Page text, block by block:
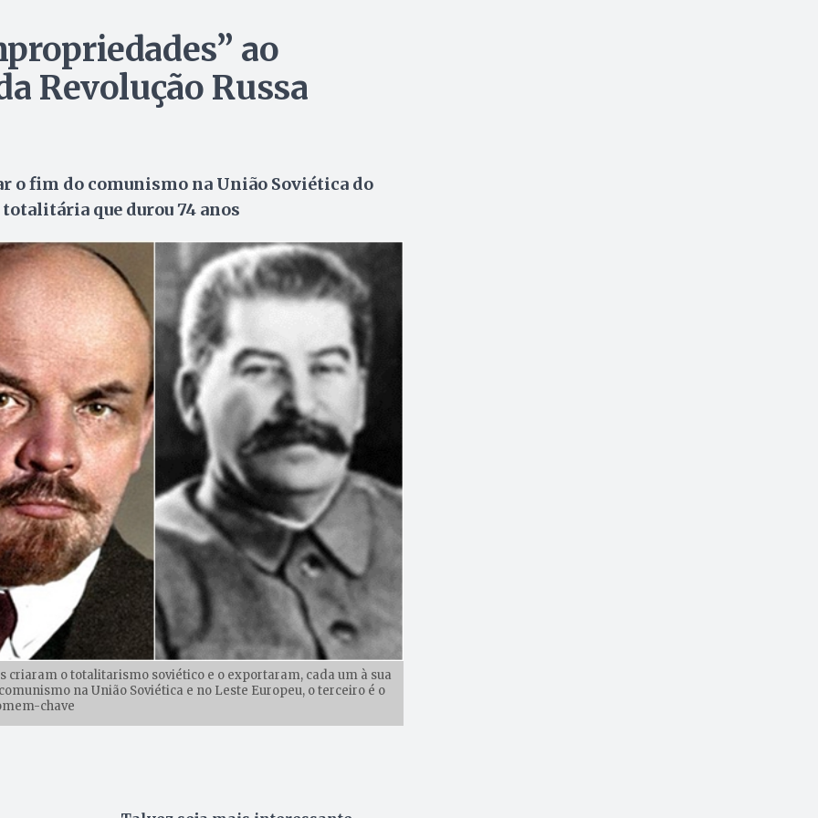
ao
Revolução Russa
o fim do comunismo na União Soviética do
que durou 74 anos
o totalitarismo soviético e o exportaram, cada um à sua
na União Soviética e no Leste Europeu, o terceiro é o
chave